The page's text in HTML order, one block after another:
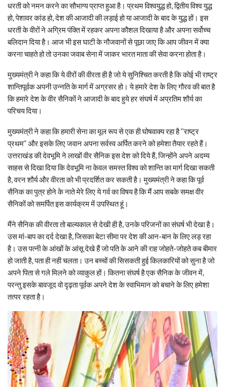
धरती को नमन करने का सौभाग्य प्राप्त हुआ है। प्रथम विश्वयुद्ध हो, द्वितीय विश्व युद्ध
हो, पेशावर कांड हो, देश की आजादी की लड़ाई हो या आजादी के बाद के युद्ध हों। इस
धरती के वीरों ने अग्रिम पंक्ति में रहकर अपना कौशल दिखाया है और अपना सर्वोच्च
बलिदान दिया है। आज भी इस घाटी के नौजवानों से पूछा जाए कि आप जीवन में क्या
करना चाहते हो तो उनका जवाब सेना में जाकर भारत माता की सेवा करना होता है।
मुख्यमंत्री ने कहा कि ये वीरों की वीरता ही है जो ये सुनिश्चित करती है कि कोई भी राष्ट्र
शान्तिपूर्वक अपनी उन्नति के मार्ग में अग्रसर हो। ये हमारे देश के लिए गौरव की बात है
कि हमारे देश के वीर सैनिकों ने आजादी के बाद हुये हर संघर्ष में अप्रतिम शौर्य का
परिचय दिया।
मुख्यमंत्री ने कहा कि हमारी सेना का मूल रूप से एक ही घोषवाक्य रहा है ’’राष्ट्र
प्रथम’’ और इसके लिए जवान अपना सर्वस्व अर्पित करने को हमेशा तैयार रहते हैं।
उत्तराखंड की देवभूमि ने लाखों वीर सैनिक इस देश को दिये हैं, जिन्होंने अपने अदम्य
साहस से दिखा दिया कि देवभूमि ना केवल समस्त विश्व को शान्ति का मार्ग दिखा सकती
है, वरन शौर्य और वीरता को भी प्रदर्शित कर सकती है। मुख्यमंत्री ने कहा कि पूर्व
सैनिक का पुत्र होने के नाते मेरे लिए ये गर्व का विषय है कि मैं आप सबके समक्ष वीर
सैनिकों को समर्पित इस कार्यक्रम में उपस्थित हूं।
मैंने सैनिक की वीरता तो बाल्यकाल से देखी ही है, उनके परिजनों का संघर्ष भी देखा है।
उस मां-बाप का दर्द देखा है, जिसका बेटा सीमा पर देश की आन-बान के लिए लड़ रहा
है। उस पत्नी के आंखों के आंसू देखे हैं जो पति के आने की राह जोहते-जोहते कब बीमार
हो जाती है, पता ही नही चलता। उन बच्चों की सिसकती हुई किलकारियों को सुना है जो
अपने पिता से गले मिलने को व्याकुल हों। कितना संघर्ष है एक सैनिक के जीवन में,
परन्तु इसके बावजूद वो दृढ़ता पूर्वक अपने देश के स्वाभिमान को बचाने के लिए हमेशा
तत्पर रहता है।